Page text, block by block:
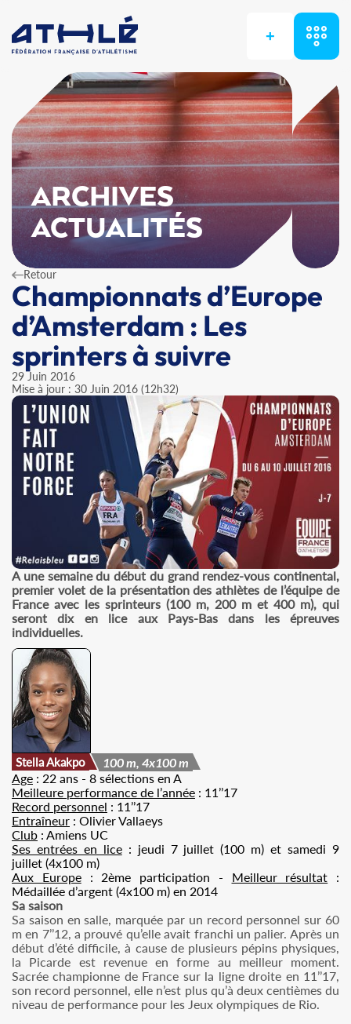
+
ARCHIVES
ACTUALITÉS
Retour
Championnats d’Europe
d’Amsterdam : Les
sprinters à suivre
29 Juin 2016
Mise à jour : 30 Juin 2016 (12h32)
A une semaine du début du grand rendez-vous continental,
premier volet de la présentation des athlètes de l’équipe de
France avec les sprinteurs (100 m, 200 m et 400 m), qui
seront dix en lice aux Pays-Bas dans les épreuves
individuelles.
Stella Akakpo
100 m, 4x100 m
Age : 22 ans - 8 sélections en A
Meilleure performance de l’année : 11’’17
Record personnel : 11’’17
Entraîneur : Olivier Vallaeys
Club : Amiens UC
Ses entrées en lice: jeudi 7 juillet (100 m) et samedi 9
juillet (4x100 m)
Aux Europe: 2ème participation - Meilleur résultat :
Médaillée d’argent (4x100 m) en 2014
Sa saison
Sa saison en salle, marquée par un record personnel sur 60
m en 7’’12, a prouvé qu’elle avait franchi un palier. Après un
début d’été difficile, à cause de plusieurs pépins physiques,
la Picarde est revenue en forme au meilleur moment.
Sacrée championne de France sur la ligne droite en 11’’17,
son record personnel, elle n’est plus qu’à deux centièmes du
niveau de performance pour les Jeux olympiques de Rio.